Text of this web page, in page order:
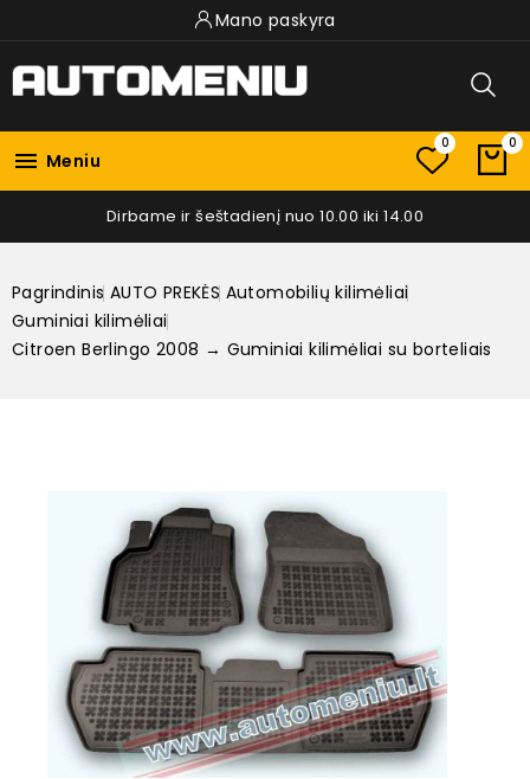
Mano paskyra
 Meniu
0 0
Dirbame ir šeštadienį nuo 10.00 iki 14.00
Pagrindinis AUTO PREKĖS Automobilių kilimėliai
Guminiai kilimėliai
Citroen Berlingo 2008 → Guminiai kilimėliai su borteliais